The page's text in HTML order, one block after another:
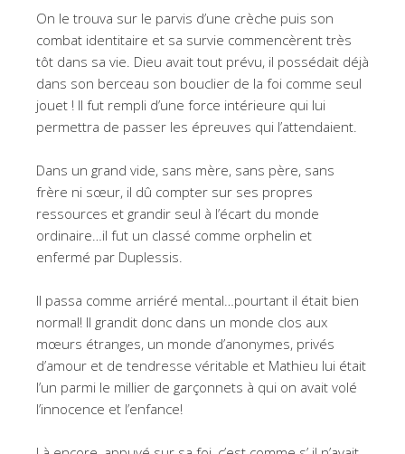
On le trouva sur le parvis d’une crèche puis son
combat identitaire et sa survie commencèrent très
tôt dans sa vie. Dieu avait tout prévu, il possédait déjà
dans son berceau son bouclier de la foi comme seul
jouet ! Il fut rempli d’une force intérieure qui lui
permettra de passer les épreuves qui l’attendaient.
Dans un grand vide, sans mère, sans père, sans
frère ni sœur, il dû compter sur ses propres
ressources et grandir seul à l’écart du monde
ordinaire…il fut un classé comme orphelin et
enfermé par Duplessis.
Il passa comme arriéré mental…pourtant il était bien
normal! Il grandit donc dans un monde clos aux
mœurs étranges, un monde d’anonymes, privés
d’amour et de tendresse véritable et Mathieu lui était
l’un parmi le millier de garçonnets à qui on avait volé
l’innocence et l’enfance!